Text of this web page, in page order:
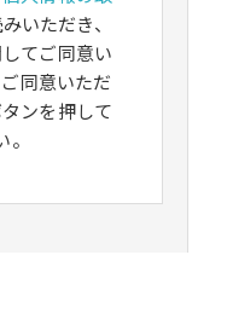
いただき、
てご同意い
同意いただ
ンを押して